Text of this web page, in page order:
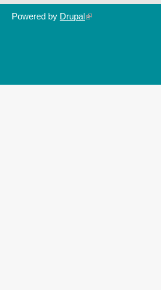
Powered by Drupal(link